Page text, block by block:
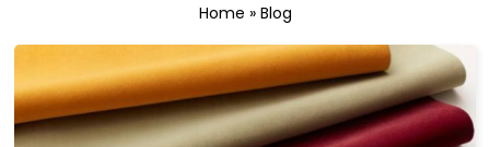
Home » Blog